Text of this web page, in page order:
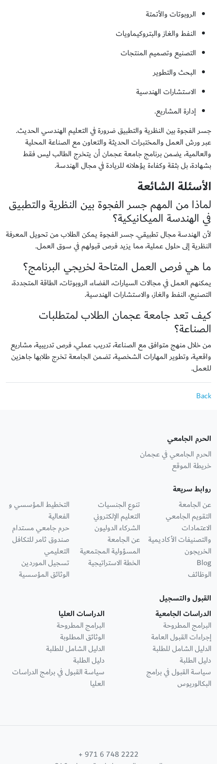
الروبوتات والأتمتة
النفط والغاز والبتروكيماويات
التصنيع وتصميم المنتجات
البحث والتطوير
الاستشارات الهندسية
إدارة المشاريع.
جسر الفجوة بين النظرية والتطبيق ضرورة في التعليم الهندسي الحديث.
عبر ورش العمل والمختبرات الحديثة والتعاون مع الصناعة المحلية
والعالمية، يضمن برنامج جامعة عجمان أن يتخرج الطالب ليس فقط
بشهادة، بل بثقة وكفاءة يؤهلانه للريادة في مجال الهندسة.
الأسئلة الشائعة
لماذا من المهم جسر الفجوة بين النظرية والتطبيق
في الهندسة الميكانيكية؟
لأن الهندسة مجال تطبيقي. جسر الفجوة يمكن الطلاب من تحويل المعرفة
النظرية إلى حلول عملية، مما يزيد فرص قبولهم في سوق العمل.
ما هي فرص العمل المتاحة لخريجي البرنامج؟
يمكنهم العمل في مجالات السيارات، الفضاء، الروبوتات، الطاقة المتجددة،
التصنيع، النفط والغاز، والاستشارات الهندسية.
كيف تعد جامعة عجمان الطلاب لمتطلبات
الصناعة؟
من خلال منهج متوافق مع الصناعة، تدريب عملي، فرص تدريبية، مشاريع
واقعية، وتطوير المهارات الشخصية، تضمن الجامعة تخرج طلابها جاهزين
للعمل.
Back
الحرم الجامعي
الحرم الجامعي في عجمان
خريطة الموقع
روابط سريعة
عن الجامعة
التقويم الجامعي
الاعتمادات
والتصنيفات الأكاديمية
الخريجون
Blog
الوظائف
تنوع الجنسيات
التعليم الإلكتروني
الشركاء الدوليون
عن الجامعة
المسؤولية المجتمعية
الخطة الاستراتيجية
التخطيط المؤسسي و
الفعالية
حرم جامعي مستدام
صندوق ثامر للتكافل
التعليمي
تسجيل الموردين
الوثائق المؤسسية
القبول والتسجيل
الدراسات الجامعية
البرامج المطروحة
إجراءات القبول العامة
الدليل الشامل للطلبة
دليل الطلبة
سياسة القبول في برامج
البكالوريوس
الدراسات العليا
البرامج المطروحة
الوثائق المطلوبة
الدليل الشامل للطلبة
دليل الطلبة
سياسة القبول في برامج الدراسات
العليا
+ 971 6 748 2222